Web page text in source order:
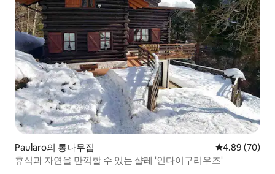
Paularo의 통나무집 평점 4.89점(5
4.89 (70)
휴식과 자연을 만끽할 수 있는 샬레 '인다이구리우즈'